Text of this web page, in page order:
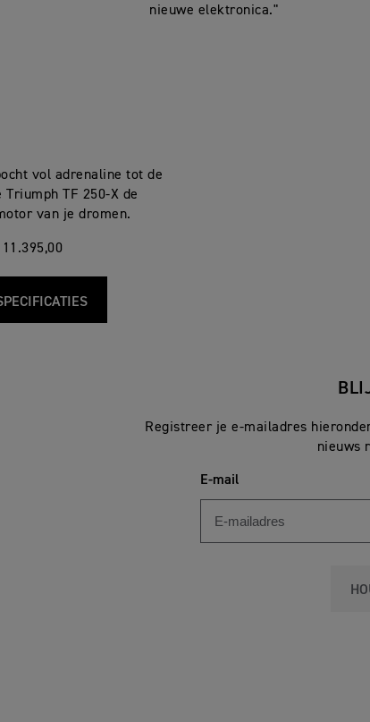
nieuwe elektronica."
vol adrenaline tot de
TF 250-X de
van je dromen.
Registreer je e-mailadres
nieuws
E-mail